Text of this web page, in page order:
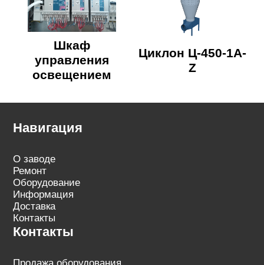
Шкаф
управления
освещением
Циклон Ц-450-1A-
Z
Навигация
О заводе
Ремонт
Оборудование
Информация
Доставка
Контакты
Контакты